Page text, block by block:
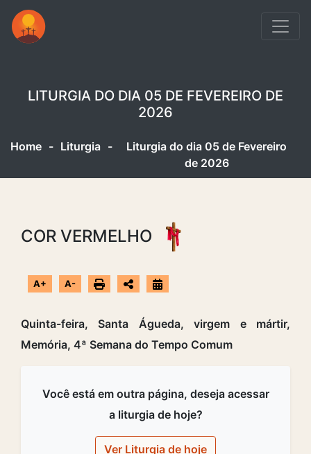
LITURGIA DO DIA 05 DE FEVEREIRO DE
2026
Home - Liturgia -
Liturgia do dia 05 de Fevereiro
de 2026
COR VERMELHO
A+ A-
Quinta-feira, Santa Águeda, virgem e mártir,
Memória, 4ª Semana do Tempo Comum
Você está em outra página, deseja acessar
a liturgia de hoje?
Ver Liturgia de hoje